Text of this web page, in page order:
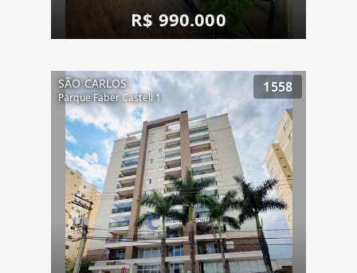
R$ 990.000
SÃO CARLOS
Parque Faber Castell 1
1558